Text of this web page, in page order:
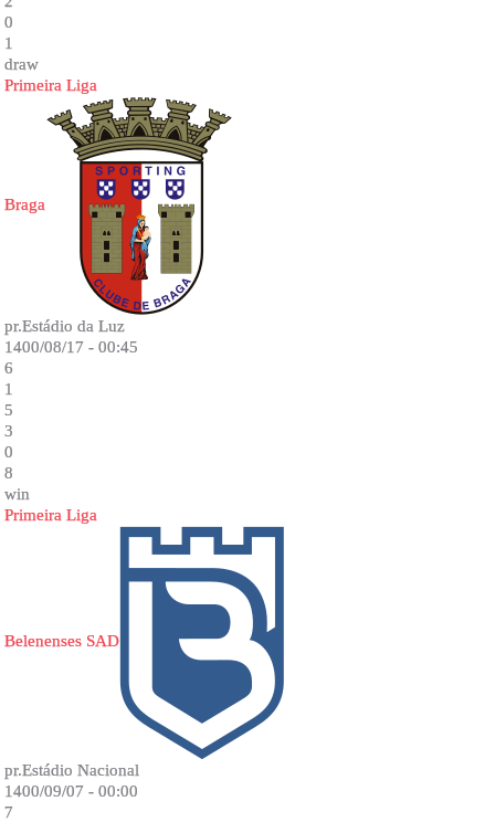
0
1
draw
Primeira Liga
Braga
pr.Estádio da Luz
1400/08/17 - 00:45
6
1
5
3
0
8
win
Primeira Liga
Belenenses SAD
pr.Estádio Nacional
1400/09/07 - 00:00
7